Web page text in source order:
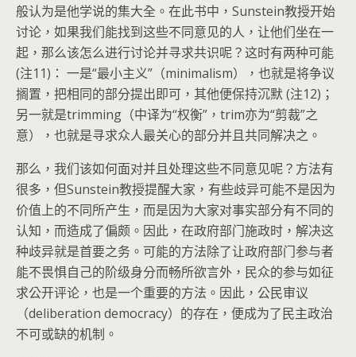
般认为是他学说的集大全。在此书中，Sunstein教授开始
讨论，如果我们能找到这些不同意见的人，让他们坐在一
起，那么该怎么进行讨论并寻求共识呢？这时有两种可能
(注11)： 一是“最小主义”（minimalism），也就是将争议
搁置，把相同的部分提出即可，其他便保持沉默 (注12)；
另一就是trimming（中译为“权衡”，trim亦为“剪裁”之
意），也就是寻求众人最关心的部分并且共同解决之。
那么，我们该如何面对并且处理这些不同意见呢？方法有
很多，但Sunstein教授提醒大家，有些歧异可能不是因为
价值上的不同所产生，而是因为大家对事实部分有不同的
认知，而造成了偏颇。因此，在政府部门施政时，解决这
种歧异就是首要之务。可能的方法除了让政府部门参与者
能不畏惧自己的阶级身分而畅所欲言外，民众的参与如征
求公开评论，也是一个重要的方法。因此，公民审议
（deliberation democracy）的存在，便成为了民主政治
不可或缺的机制。